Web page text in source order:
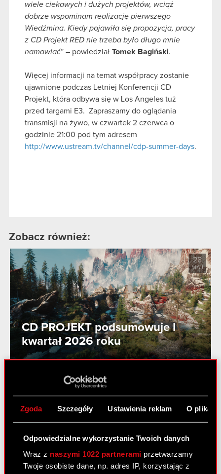
Zgoda Szczegóły Ustawienia reklam O
Odpowiedzialne wykorzystanie Twoich danych
Wraz z naszymi 1022 partnerami przetwarzamy
Twoje osobiste dane, np. adres IP, korzystając z
wiele ciekawych i dużych projektów, wciąż
dobrze wspominam realizację pierwszego
Wiedźmina. Kiedy pojawiła się propozycja, pracy
z CD Projekt RED nie trzeba było długo mnie
namawiać” – powiedział Tomek Bagiński.
Więcej informacji na temat współpracy zostanie
ujawnione podczas Letniej Konferencji CD
Projekt, która odbywa się w Los Angeles tuż
przed targami E3. Zapraszamy do oglądania
transmisji na żywo, w czwartek 2 czerwca o
godzinie 21:00 pod tym adresem
http://www.ustream.tv/channel/cdp-summer-days.
Zobacz również:
CD PROJEKT podsumowuje I
kwartał 2026 roku
28
MAJ
Pieśni przeszłości trzecim
dodatkiem do gry Wiedźmin 3:
Dziki Gon!